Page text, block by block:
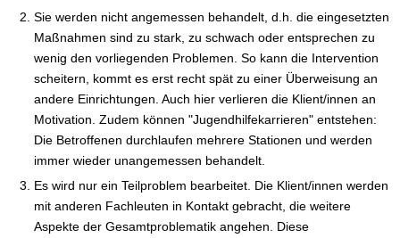
Sie werden nicht angemessen behandelt, d.h. die eingesetzten
Maßnahmen sind zu stark, zu schwach oder entsprechen zu
wenig den vorliegenden Problemen. So kann die Intervention
scheitern, kommt es erst recht spät zu einer Überweisung an
andere Einrichtungen. Auch hier verlieren die Klient/innen an
Motivation. Zudem können "Jugendhilfekarrieren" entstehen:
Die Betroffenen durchlaufen mehrere Stationen und werden
immer wieder unangemessen behandelt.
Es wird nur ein Teilproblem bearbeitet. Die Klient/innen werden
mit anderen Fachleuten in Kontakt gebracht, die weitere
Aspekte der Gesamtproblematik angehen. Diese